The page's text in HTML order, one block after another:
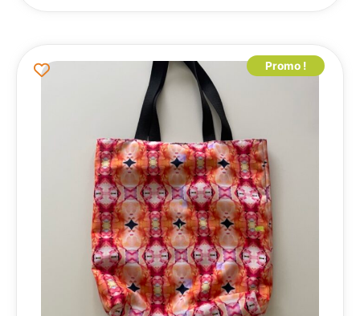
Promo !